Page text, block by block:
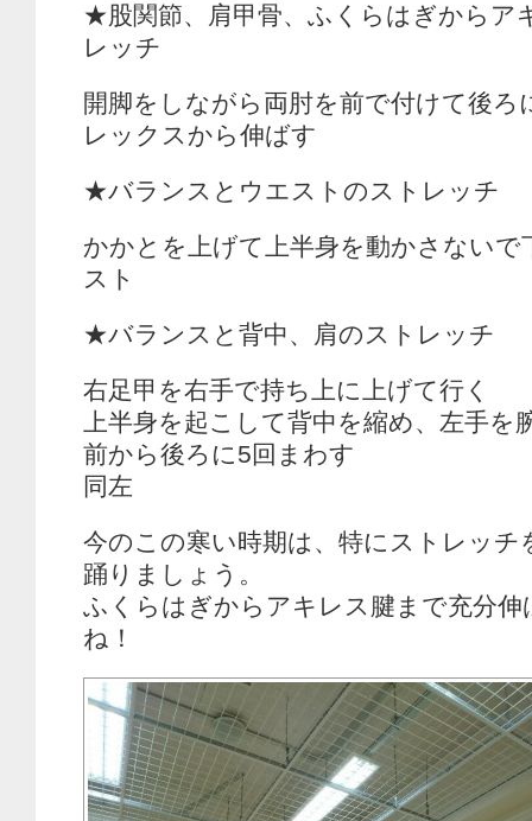
★股関節、肩甲骨、ふくらはぎからア
レッチ
開脚をしながら両肘を前で付けて後ろ
レックスから伸ばす
★バランスとウエストのストレッチ
かかとを上げて上半身を動かさないで
スト
★バランスと背中、肩のストレッチ
右足甲を右手で持ち上に上げて行く
上半身を起こして背中を縮め、左手を
前から後ろに5回まわす
同左
今のこの寒い時期は、特にストレッチ
踊りましょう。
ふくらはぎからアキレス腱まで充分
ね！